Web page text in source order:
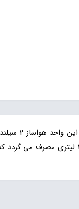
سیلندر 7000 پیستونی-روغنی آبک یکی از جمله محصولات پر طرفدار در
بصورت تک مرحله ای با ظرفیت تولید 1210 لیتر در دقیقه و فشار کاری 11 بار می باشد از این سیلندر باد کتابی آبک در کمپرسور های 500 ، 750 و 1000